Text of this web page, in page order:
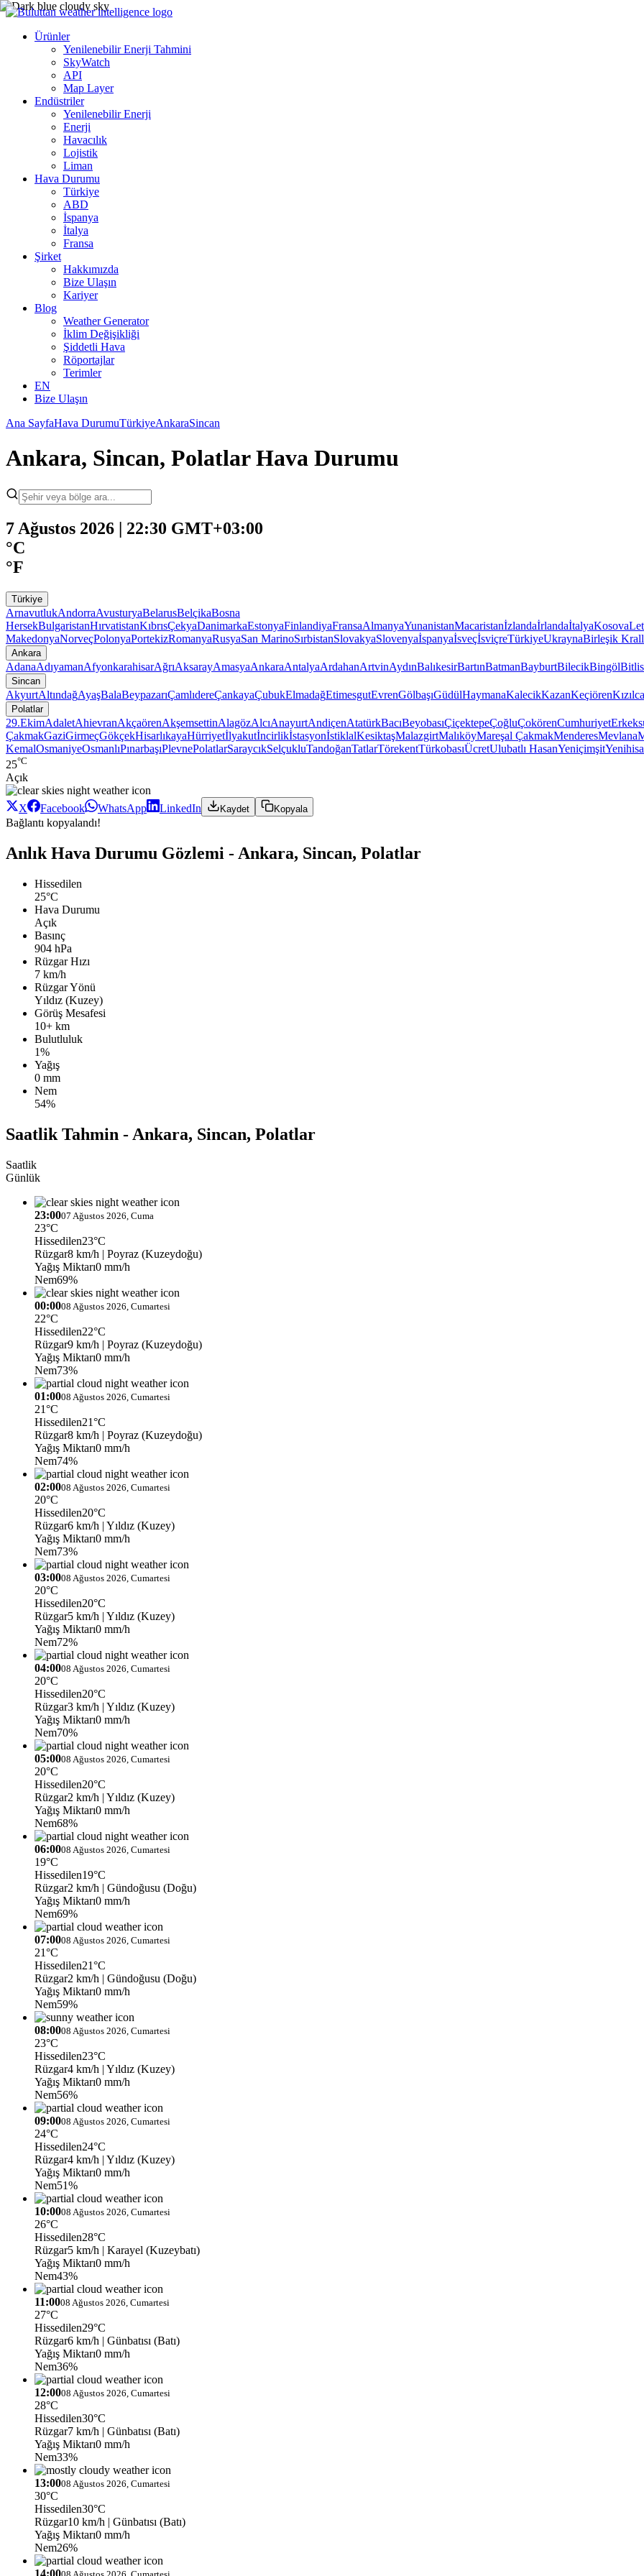
Ürünler
Yenilenebilir Enerji Tahmini
SkyWatch
API
Map Layer
Endüstriler
Yenilenebilir Enerji
Enerji
Havacılık
Lojistik
Liman
Hava Durumu
Türkiye
ABD
İspanya
İtalya
Fransa
Şirket
Hakkımızda
Bize Ulaşın
Kariyer
Blog
Weather Generator
İklim Değişikliği
Şiddetli Hava
Röportajlar
Terimler
EN
Bize Ulaşın
Ana SayfaHava DurumuTürkiyeAnkaraSincan
Ankara, Sincan, Polatlar Hava Durumu
7 Ağustos 2026 | 22:30 GMT+03:00
°C
°F
Türkiye
ArnavutlukAndorraAvusturyaBelarusBelçikaBosna
HersekBulgaristanHırvatistanKıbrısÇekyaDanimarkaEstonyaFinlandiyaFransaAlmanyaYunanistanMacaristanİzlandaİrlandaİtalyaKosova
MakedonyaNorveçPolonyaPortekizRomanyaRusyaSan MarinoSırbistanSlovakyaSlovenyaİspanyaİsveçİsviçreTürkiyeUkraynaBirleşik
Ankara
AdanaAdıyamanAfyonkarahisarAğrıAksarayAmasyaAnkaraAntalyaArdahanArtvinAydınBalıkesirBartınBatmanBayburtBilecikBingölBitlis
Sincan
AkyurtAltındağAyaşBalaBeypazarıÇamlıdereÇankayaÇubukElmadağEtimesgutEvrenGölbaşıGüdülHaymanaKalecikKazanKeçiören
Polatlar
29.EkimAdaletAhievranAkçaörenAkşemsettinAlagözAlcıAnayurtAndiçenAtatürkBacıBeyobasıÇiçektepeÇoğluÇokörenCumhuriyet
ÇakmakGaziGirmeçGökçekHisarlıkayaHürriyetİlyakutİncirlikİstasyonİstiklalKesiktaşMalazgirtMalıköyMareşal ÇakmakMenderesMevlana
KemalOsmaniyeOsmanlıPınarbaşıPlevnePolatlarSaraycıkSelçukluTandoğanTatlarTörekentTürkobasıÜcretUlubatlı HasanYeniçimşit
25°C
Açık
X Facebook WhatsApp LinkedIn Kaydet Kopyala
Bağlantı kopyalandı!
Anlık Hava Durumu Gözlemi - Ankara, Sincan, Polatlar
Hissedilen
25°C
Hava Durumu
Açık
Basınç
904 hPa
Rüzgar Hızı
7 km/h
Rüzgar Yönü
Yıldız (Kuzey)
Görüş Mesafesi
10+ km
Bulutluluk
1%
Yağış
0 mm
Nem
54%
Saatlik Tahmin - Ankara, Sincan, Polatlar
Saatlik
Günlük
23:0007 Ağustos 2026, Cuma
23°C
Hissedilen23°C
Rüzgar8 km/h | Poyraz (Kuzeydoğu)
Yağış Miktarı0 mm/h
Nem69%
00:0008 Ağustos 2026, Cumartesi
22°C
Hissedilen22°C
Rüzgar9 km/h | Poyraz (Kuzeydoğu)
Yağış Miktarı0 mm/h
Nem73%
01:0008 Ağustos 2026, Cumartesi
21°C
Hissedilen21°C
Rüzgar8 km/h | Poyraz (Kuzeydoğu)
Yağış Miktarı0 mm/h
Nem74%
02:0008 Ağustos 2026, Cumartesi
20°C
Hissedilen20°C
Rüzgar6 km/h | Yıldız (Kuzey)
Yağış Miktarı0 mm/h
Nem73%
03:0008 Ağustos 2026, Cumartesi
20°C
Hissedilen20°C
Rüzgar5 km/h | Yıldız (Kuzey)
Yağış Miktarı0 mm/h
Nem72%
04:0008 Ağustos 2026, Cumartesi
20°C
Hissedilen20°C
Rüzgar3 km/h | Yıldız (Kuzey)
Yağış Miktarı0 mm/h
Nem70%
05:0008 Ağustos 2026, Cumartesi
20°C
Hissedilen20°C
Rüzgar2 km/h | Yıldız (Kuzey)
Yağış Miktarı0 mm/h
Nem68%
06:0008 Ağustos 2026, Cumartesi
19°C
Hissedilen19°C
Rüzgar2 km/h | Gündoğusu (Doğu)
Yağış Miktarı0 mm/h
Nem69%
07:0008 Ağustos 2026, Cumartesi
21°C
Hissedilen21°C
Rüzgar2 km/h | Gündoğusu (Doğu)
Yağış Miktarı0 mm/h
Nem59%
08:0008 Ağustos 2026, Cumartesi
23°C
Hissedilen23°C
Rüzgar4 km/h | Yıldız (Kuzey)
Yağış Miktarı0 mm/h
Nem56%
09:0008 Ağustos 2026, Cumartesi
24°C
Hissedilen24°C
Rüzgar4 km/h | Yıldız (Kuzey)
Yağış Miktarı0 mm/h
Nem51%
10:0008 Ağustos 2026, Cumartesi
26°C
Hissedilen28°C
Rüzgar5 km/h | Karayel (Kuzeybatı)
Yağış Miktarı0 mm/h
Nem43%
11:0008 Ağustos 2026, Cumartesi
27°C
Hissedilen29°C
Rüzgar6 km/h | Günbatısı (Batı)
Yağış Miktarı0 mm/h
Nem36%
12:0008 Ağustos 2026, Cumartesi
28°C
Hissedilen30°C
Rüzgar7 km/h | Günbatısı (Batı)
Yağış Miktarı0 mm/h
Nem33%
13:0008 Ağustos 2026, Cumartesi
30°C
Hissedilen30°C
Rüzgar10 km/h | Günbatısı (Batı)
Yağış Miktarı0 mm/h
Nem26%
14:00